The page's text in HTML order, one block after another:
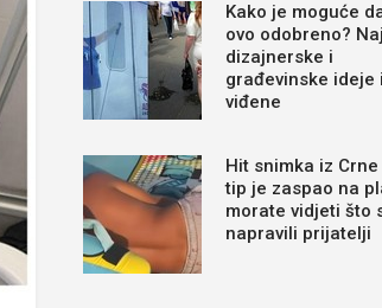
Kako je moguće
ovo odobreno?
dizajnerske i
građevinske ideje
viđene
Hit snimka iz Crne
tip je zaspao na
morate vidjeti što
napravili prijatelji